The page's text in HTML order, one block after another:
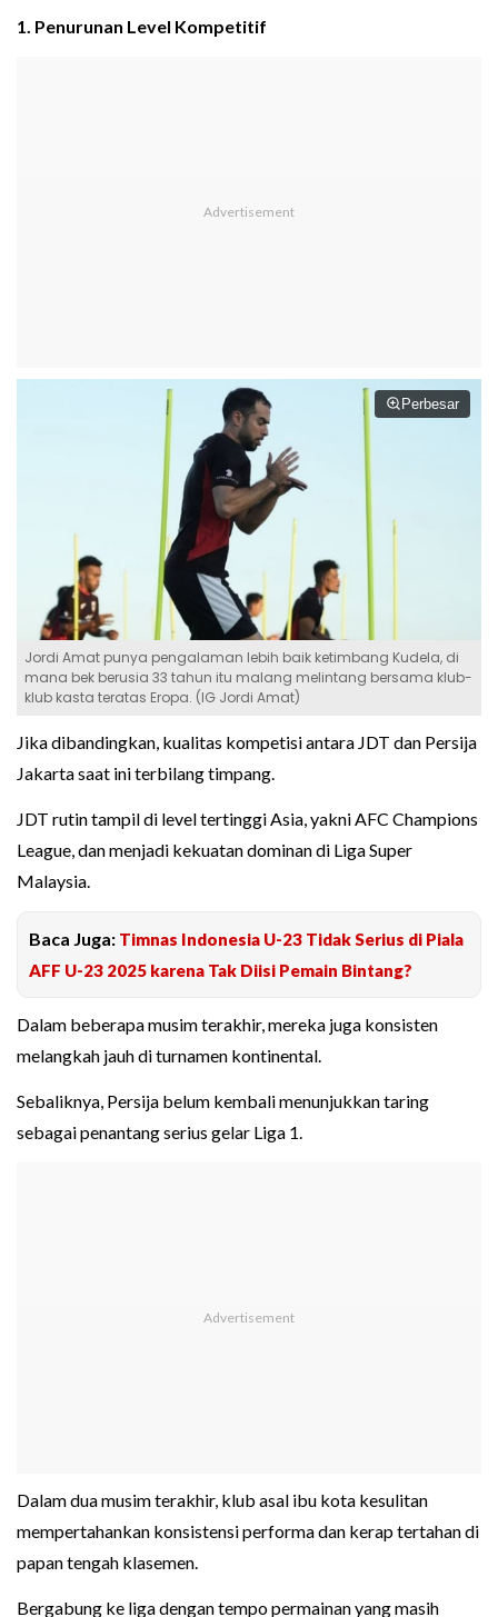
1. Penurunan Level Kompetitif
Perbesar
Jordi Amat punya pengalaman lebih baik ketimbang Kudela, di
mana bek berusia 33 tahun itu malang melintang bersama klub-
klub kasta teratas Eropa. (IG Jordi Amat)
Jika dibandingkan, kualitas kompetisi antara JDT dan Persija
Jakarta saat ini terbilang timpang.
JDT rutin tampil di level tertinggi Asia, yakni AFC Champions
League, dan menjadi kekuatan dominan di Liga Super
Malaysia.
Baca Juga: Timnas Indonesia U-23 Tidak Serius di Piala
AFF U-23 2025 karena Tak Diisi Pemain Bintang?
Dalam beberapa musim terakhir, mereka juga konsisten
melangkah jauh di turnamen kontinental.
Sebaliknya, Persija belum kembali menunjukkan taring
sebagai penantang serius gelar Liga 1.
Dalam dua musim terakhir, klub asal ibu kota kesulitan
mempertahankan konsistensi performa dan kerap tertahan di
papan tengah klasemen.
Bergabung ke liga dengan tempo permainan yang masih